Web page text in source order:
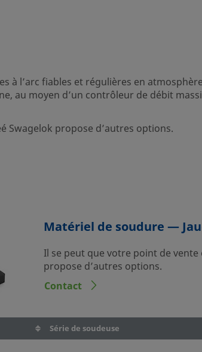
l’arc fiables et régulières en
au moyen d’un contrôleur de débit
Swagelok propose d’autres options.
Matériel de soudure —
Il se peut que votre point de
propose d’autres options.
Contact
Série de soudeuse